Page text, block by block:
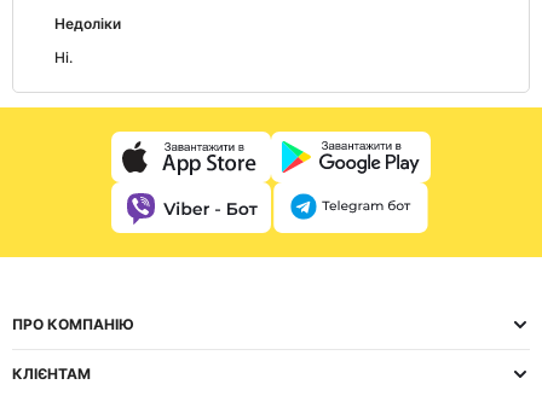
Недоліки
Ні.
ПРО КОМПАНІЮ
КЛІЄНТАМ